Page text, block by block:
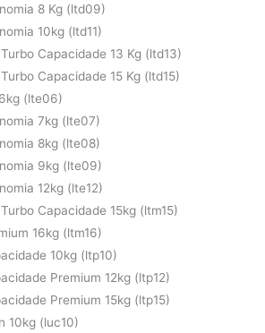
8 Kg (ltd09)
10kg (ltd11)
Capacidade 13 Kg (ltd13)
Capacidade 15 Kg (ltd15)
(lte06)
7kg (lte07)
8kg (lte08)
9kg (lte09)
12kg (lte12)
Capacidade 15kg (ltm15)
16kg (ltm16)
10kg (ltp10)
Premium 12kg (ltp12)
Premium 15kg (ltp15)
10kg (luc10)